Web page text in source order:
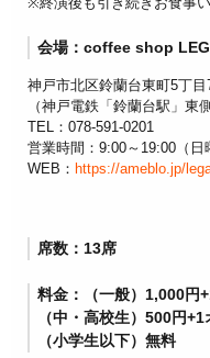
会場：coffee shop
神戸市北区鈴蘭台東町5丁
（神戸電鉄「鈴蘭台駅」東
TEL：078-591-0201
営業時間：9:00～19:00（日
WEB： https://ameblo.jp/
席数：13席
料金：（一般）1,000円
（中・高校生）500円
（小学生以下）無料